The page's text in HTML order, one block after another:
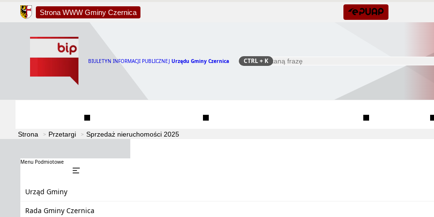
Strona WWW Gminy Czernica
BIULETYN INFORMACJI PUBLICZNEJ Urzędu Gminy Czernica Szukaj
CTRL+ K
Strona Przetargi Sprzedaż nieruchomości 2025
Menu Podmiotowe
Urząd Gminy
Rada Gminy Czernica